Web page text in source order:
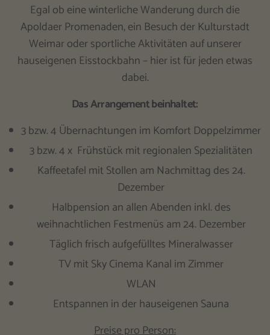
Egal ob eine winterliche Wanderung durch die
Apoldaer Promenaden, ein Besuch der Kulturstadt
Weimar oder sportliche Aktivitäten auf unserer
hauseigenen Eisstockbahn – hier ist für jeden etwas
dabei.
Das Arrangement beinhaltet:
3 bzw. 4 Übernachtungen im Komfort Doppelzimmer
3 bzw. 4 x Frühstück mit regionalen Spezialitäten
Kaffeetafel mit Stollen am Nachmittag des 24.
Dezember
Halbpension an allen Abenden inkl. des
weihnachtlichen Festmenüs am 24. Dezember
Täglich frisch aufgefülltes Mineralwasser
TV mit Sky Cinema Kanal im Zimmer
WLAN
Entspannen in der hauseigenen Sauna
Preise pro Person: